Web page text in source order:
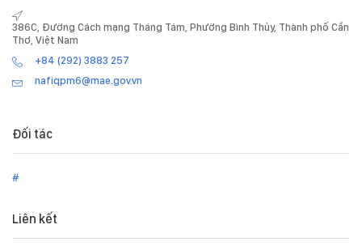
386C, Đường Cách mạng Tháng Tám, Phường Bình Thủy, Thành phố Cần
Thơ, Việt Nam
+84 (292) 3883 257
nafiqpm6@mae.gov.vn
Đối tác
#
Liên kết